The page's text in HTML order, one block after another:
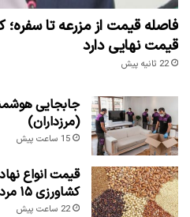
فاصله قیمت از مزرعه تا سفره؛
قیمت نهایی دارد
22 ثانیه پیش
جابجایی
(مرزداران)
15 ساعت پیش
قیمت انواع
کشاورزی ۱۵ مرداد ۱۴۰۵
22 ساعت پیش